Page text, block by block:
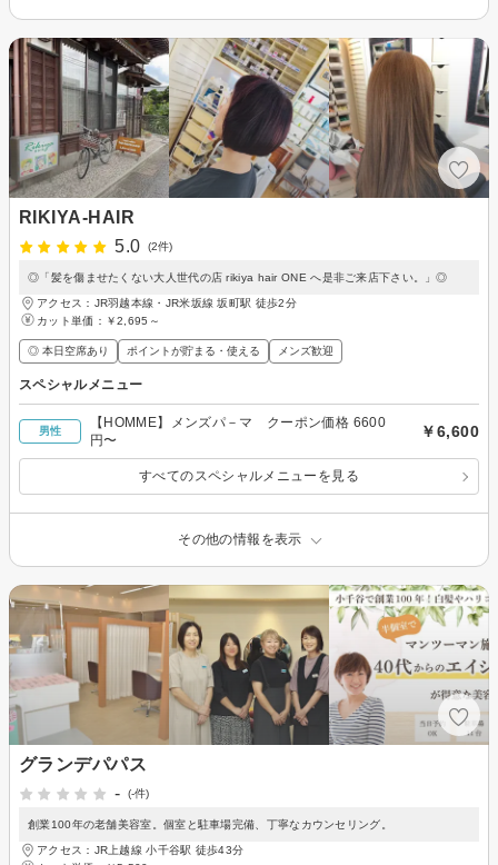
RIKIYA-HAIR
5.0
(2件)
◎「髪を傷ませたくない大人世代の店 rikiya hair ONE へ是非ご来店下さい。」◎
アクセス：JR羽越本線・JR米坂線 坂町駅 徒歩2分
カット単価： ￥2,695～
◎ 本日空席あり ポイントが貯まる・使える メンズ歓迎
スペシャルメニュー
男性
【HOMME】メンズパ－マ クーポン価格 6600
円〜
￥6,600
すべてのスペシャルメニューを見る
その他の情報を表示
グランデパパス
-
(-件)
創業100年の老舗美容室。個室と駐車場完備、丁寧なカウンセリング。
アクセス：JR上越線 小千谷駅 徒歩43分